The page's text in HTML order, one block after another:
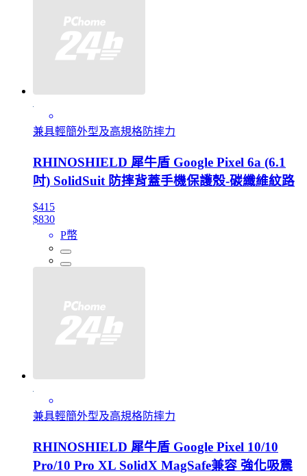
兼具輕簡外型及高規格防摔力
RHINOSHIELD 犀牛盾 Google Pixel 6a (6.1
吋) SolidSuit 防摔背蓋手機保護殼-碳纖維紋路
$415
$830
P幣
兼具輕簡外型及高規格防摔力
RHINOSHIELD 犀牛盾 Google Pixel 10/10
Pro/10 Pro XL SolidX MagSafe兼容 強化吸震